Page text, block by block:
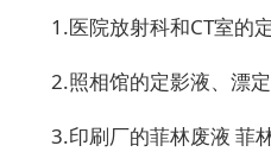
1.医院放射科和CT室的
2.照相馆的定影液、漂定
3.印刷厂的菲林废液 菲